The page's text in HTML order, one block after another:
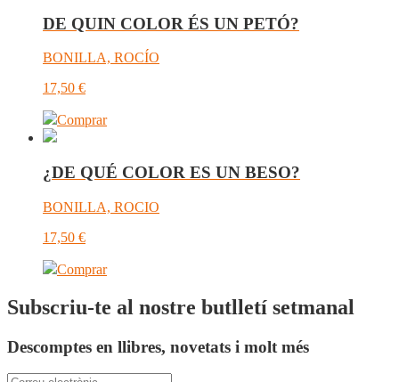
DE QUIN COLOR ÉS UN PETÓ?
BONILLA, ROCÍO
17,50 €
Comprar
¿DE QUÉ COLOR ES UN BESO?
BONILLA, ROCIO
17,50 €
Comprar
Subscriu-te al nostre butlletí setmanal
Descomptes en llibres, novetats i molt més